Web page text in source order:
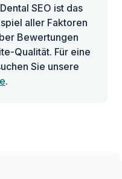
SEO ist das
aller Faktoren
Bewertungen
Qualität. Für eine
Sie unsere
.